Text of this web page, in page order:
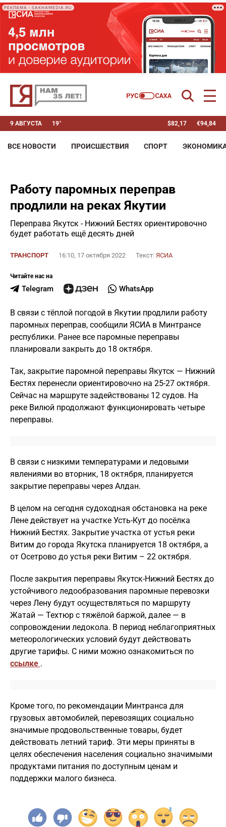
РЕКЛАМА • SAKHAMEDIA.RU
9 АВГУСТА 19° $82,17 €94,84
ВСЕ НОВОСТИ ПРОИСШЕСТВИЯ СПОРТ
Работу паромных переправ
продлили на реках Якутии
Переправа Якутск - Нижний Бестях ориентировочно
будет работать ещё десять дней
ТРАНСПОРТ 16:10, 17 октября 2022 Текст: ЯСИА
Читайте нас на
Telegram WhatsApp
В связи с тёплой погодой в Якутии продлили работу
паромных переправ, сообщили ЯСИА в Минтрансе
республики. Ранее все паромные переправы
планировали закрыть до 18 октября.
Так, закрытие паромной переправы Якутск — Нижний
Бестях перенесли ориентировочно на 25-27 октября.
Сейчас на маршруте задействованы 12 судов. На
реке Вилюй продолжают функционировать четыре
переправы.
В связи с низкими температурами и ледовыми
явлениями во вторник, 18 октября, планируется
закрытие переправы через Алдан.
В целом на сегодня судоходная обстановка на реке
Лене действует на участке Усть-Кут до посёлка
Нижний Бестях. Закрытие участка от устья реки
Витим до города Якутска планируется 18 октября, а
от Осетрово до устья реки Витим – 22 октября.
После закрытия переправы Якутск-Нижний Бестях до
устойчивого ледообразования паромные перевозки
через Лену будут осуществляться по маршруту
Жатай — Техтюр с тяжёлой баржой, далее — в
сопровождении ледокола. В период неблагоприятных
метеорологических условий будут действовать
другие тарифы. С ними можно ознакомиться по
ссылке .
Кроме того, по рекомендации Минтранса для
грузовых автомобилей, перевозящих социально
значимые продовольственные товары, будет
действовать летний тариф. Эти меры приняты в
целях обеспечения населения социально значимыми
продуктами питания по доступным ценам и
поддержки малого бизнеса.